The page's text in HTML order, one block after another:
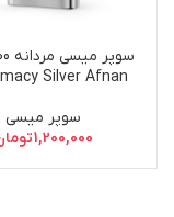
Silver Afnan
سوپر میسی
1,200,000